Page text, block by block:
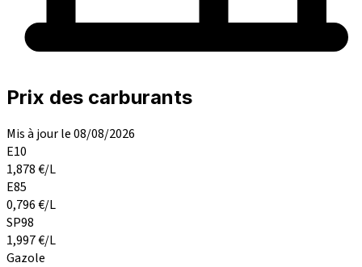
Prix des carburants
Mis à jour le 08/08/2026
E10
1,878€/L
E85
0,796€/L
SP98
1,997€/L
Gazole